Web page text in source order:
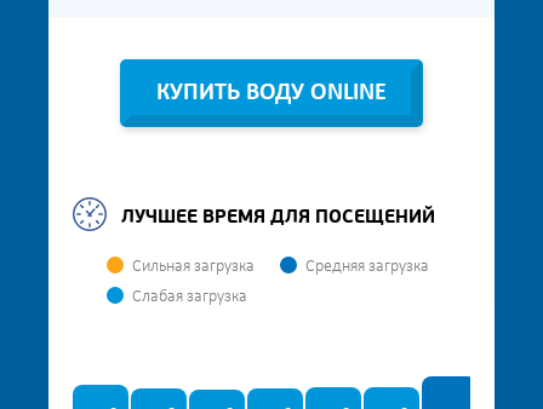
КУПИТЬ ВОДУ ONLINE
ЛУЧШЕЕ ВРЕМЯ ДЛЯ ПОСЕЩЕНИЙ
Сильная загрузка
Средняя загрузка
Слабая загрузка